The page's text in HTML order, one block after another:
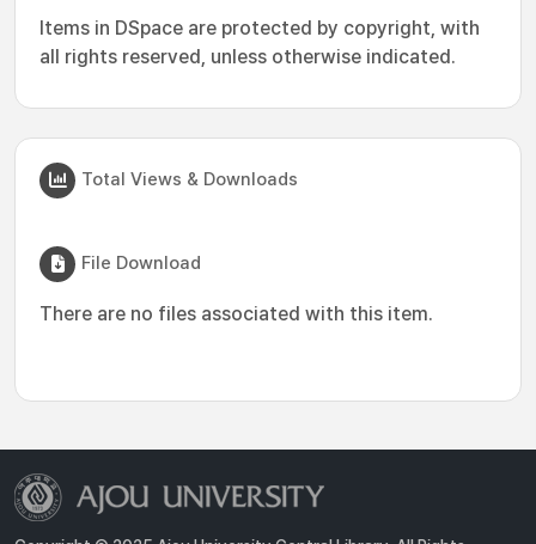
Items in DSpace are protected by copyright, with
all rights reserved, unless otherwise indicated.
Total Views & Downloads
File Download
There are no files associated with this item.